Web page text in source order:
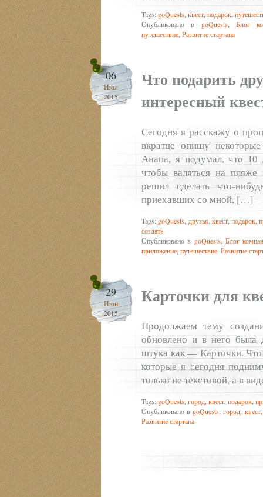
Tags: goQuests квест подарок
Опубликовано в goQuests
Блог
путешествие Развитие стартапа
06
Июл
2015
Что подарить
интересный
Сегодня я расскажу о
вкратце опишу
Анапа, я подумал, что
чтобы валяться на пляже
решил сделать что-
приехавших со мной, […]
Tags: goQuests друзья, квест,подарок ,
создать
Опубликовано в goQuests, Блог
приложение путешествие Развитие
29
Июн
2015
Карточки для
Продолжаем тему
обновлено и в него была
штука как — Карточки. Что
которые я сегодня
только не текстовой, а в
Tags: goQuests город квест подарок
Опубликовано в goQuests ,город квест
Развитие стартапа